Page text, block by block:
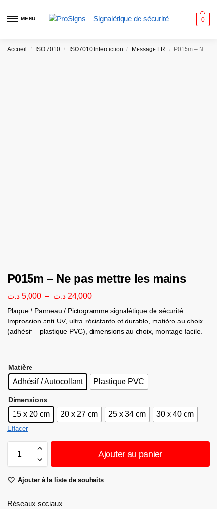
MENU 0
Accueil / ISO 7010 / ISO7010 Interdiction / Message FR / P015m – Ne pas mettre les mains
P015m – Ne pas mettre les mains
5,000 د.ت – 24,000 د.ت
Plaque / Panneau / Pictogramme signalétique de sécurité :
Impression anti-UV, ultra-résistante et durable, matière au choix
(adhésif – plastique PVC), dimensions au choix, montage facile.
Matière
Adhésif / Autocollant Plastique PVC
Dimensions
15 x 20 cm 20 x 27 cm 25 x 34 cm 30 x 40 cm
Effacer
Ajouter au panier
Ajouter à la liste de souhaits
Réseaux sociaux